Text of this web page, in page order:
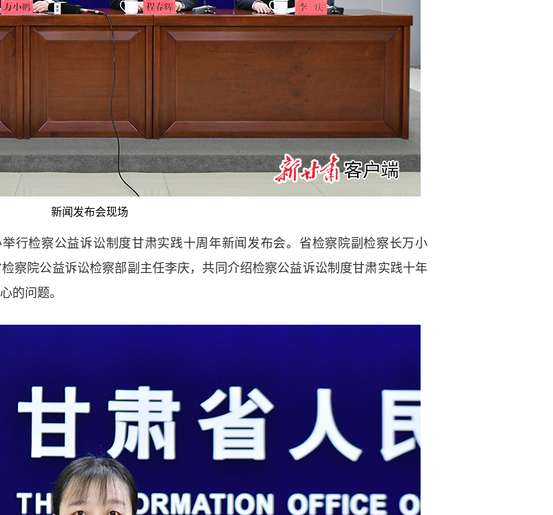
新闻发布会现场
检察公益诉讼制度甘肃实践十周年新闻发布会。省检察院副检察长万小
察院公益诉讼检察部副主任李庆，共同介绍检察公益诉讼制度甘肃实践十年
的问题。